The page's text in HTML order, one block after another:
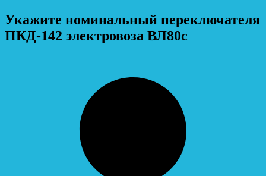
Укажите номинальный переключателя
ПКД-142 электровоза ВЛ80с